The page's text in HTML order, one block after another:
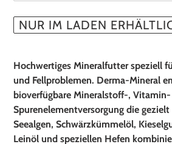
NUR IM LADEN
wird
zum
Warenkorb
hinzugefügt
Hochwertiges Mineralfutter speziell
und Fellproblemen. Derma-Mineral
bioverfügbare Mineralstoff-,
Spurenelementversorgung die
Seealgen, Schwärzkümmelöl,
Leinöl und speziellen Hefen